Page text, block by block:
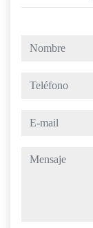
nombre
teléfono
e-mail
mensaje